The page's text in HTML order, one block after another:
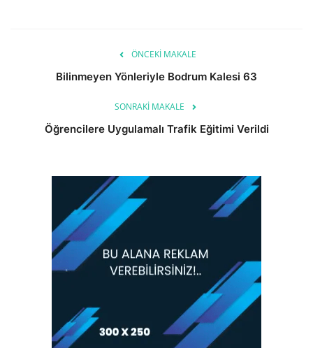
ÖNCEKI MAKALE
Bilinmeyen Yönleriyle Bodrum Kalesi 63
SONRAKI MAKALE
Öğrencilere Uygulamalı Trafik Eğitimi Verildi